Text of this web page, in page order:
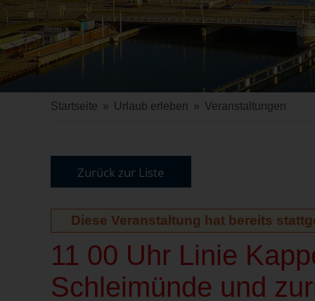
Startseite » Urlaub erleben » Veranstaltungen
Zurück zur Liste
Diese Veranstaltung hat bereits
11 00 Uhr Linie
Schleimünde und